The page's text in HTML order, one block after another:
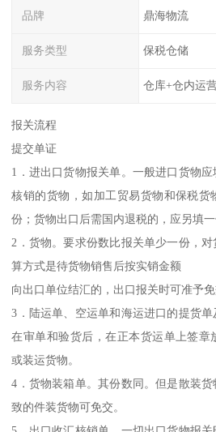
品牌 鼎海物流
服务类型 保税仓储
服务内容 仓库+仓内运
报关流程
提交单证
1．进出口货物报关单。一般进口货物
核销的货物，如加工贸易货物和保税货
份；货物出口后需国内退税的，应另填一
2．货物。要求份数比报关单少一份，
算方式是待货物销售后按实销金额
向出口单位结汇的，出口报关时可准予免
3．陆运单、空运单和海运进口的提货
在审单和验货后，在正本货运单上签章
或装运货物。
4．货物装箱单。其份数同。但是散装
致的件装货物可免交。